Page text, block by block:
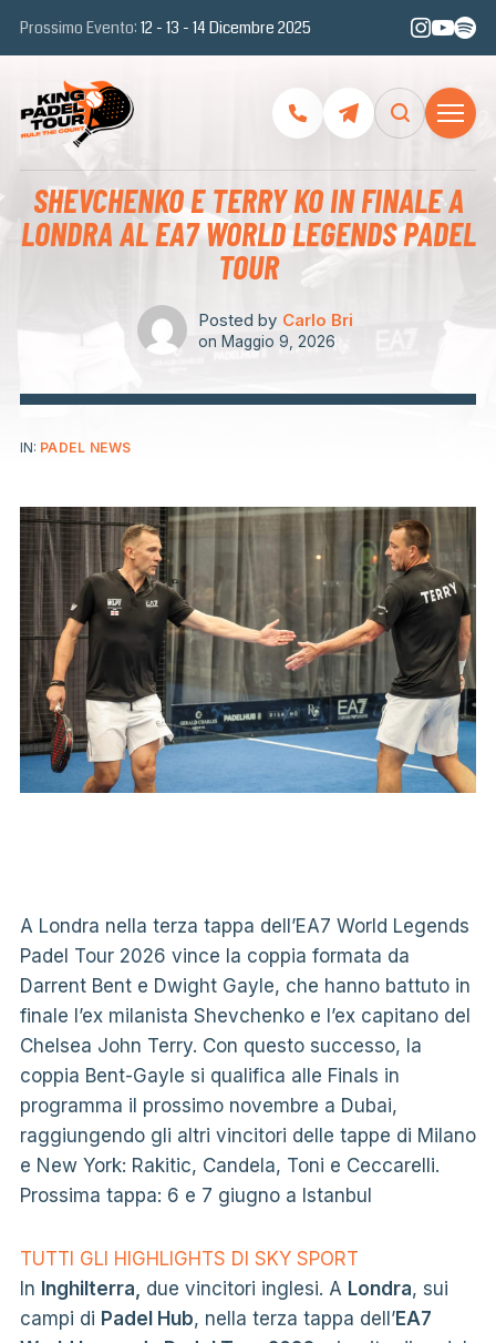
Prossimo Evento: 12 - 13 - 14 Dicembre 2025
SHEVCHENKO E TERRY KO IN FINALE A
LONDRA AL EA7 WORLD LEGENDS PADEL
TOUR
Posted by Carlo Bri
on Maggio 9, 2026
IN: PADEL NEWS
A Londra nella terza tappa dell’EA7 World Legends
Padel Tour 2026 vince la coppia formata da
Darrent Bent e Dwight Gayle, che hanno battuto in
finale l’ex milanista Shevchenko e l’ex capitano del
Chelsea John Terry. Con questo successo, la
coppia Bent-Gayle si qualifica alle Finals in
programma il prossimo novembre a Dubai,
raggiungendo gli altri vincitori delle tappe di Milano
e New York: Rakitic, Candela, Toni e Ceccarelli.
Prossima tappa: 6 e 7 giugno a Istanbul
TUTTI GLI HIGHLIGHTS DI SKY SPORT
In Inghilterra, due vincitori inglesi. A Londra, sui
campi di Padel Hub, nella terza tappa dell’EA7